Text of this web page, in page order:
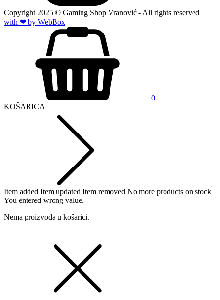
Copyright 2025 © Gaming Shop Vranović - All rights reserved
with ❤ by WebBox
0
KOŠARICA
Item added Item updated Item removed No more products on stock
You entered wrong value.
Nema proizvoda u košarici.